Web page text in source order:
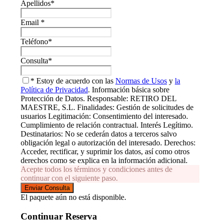
Apellidos*
Email *
Teléfono*
Consulta*
* Estoy de acuerdo con las Normas de Usos y la
Política de Privacidad. Información básica sobre
Protección de Datos. Responsable: RETIRO DEL
MAESTRE, S.L. Finalidades: Gestión de solicitudes de
usuarios Legitimación: Consentimiento del interesado.
Cumplimiento de relación contractual. Interés Legítimo.
Destinatarios: No se cederán datos a terceros salvo
obligación legal o autorización del interesado. Derechos:
Acceder, rectificar, y suprimir los datos, así como otros
derechos como se explica en la información adicional.
Acepte todos los términos y condiciones antes de
continuar con el siguiente paso.
El paquete aún no está disponible.
Continuar Reserva